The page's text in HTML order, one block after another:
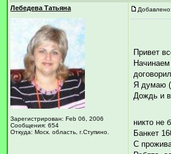
Лебедева Татьяна
Зарегистрирован: Feb 06, 2006
Сообщения: 654
Откуда: Моск. область, г.Ступино.
Привет
Я думаю
Дождь и
никто не
Банкет
С